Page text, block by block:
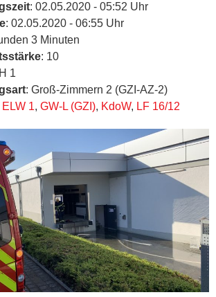
: 02.05.2020 - 05:52 Uhr
: 02.05.2020 - 06:55 Uhr
3 Minuten
: 10
1
: Groß-Zimmern 2 (GZI-AZ-2)
ELW 1, GW-L (GZI), KdoW, LF 16/12